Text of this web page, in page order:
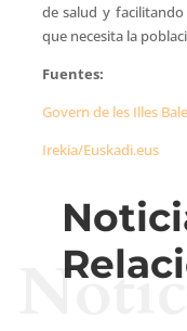
de salud y
que necesita la
Fuentes:
Govern de les Illes
Irekia/Euskadi.eus